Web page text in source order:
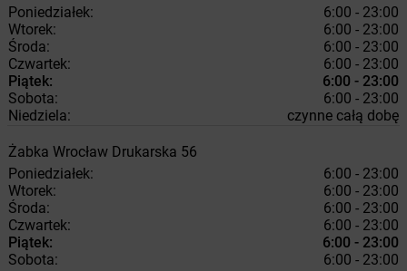
Poniedziałek:
6:00 - 23:00
Wtorek:
6:00 - 23:00
Środa:
6:00 - 23:00
Czwartek:
6:00 - 23:00
Piątek:
6:00 - 23:00
Sobota:
6:00 - 23:00
Niedziela:
czynne całą dobę
Żabka Wrocław Drukarska 56
Poniedziałek:
6:00 - 23:00
Wtorek:
6:00 - 23:00
Środa:
6:00 - 23:00
Czwartek:
6:00 - 23:00
Piątek:
6:00 - 23:00
Sobota:
6:00 - 23:00